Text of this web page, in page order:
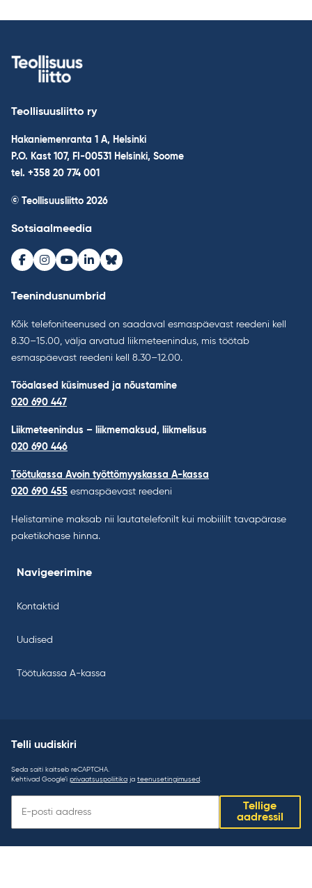
Teollisuusliitto ry
Hakaniemenranta 1 A, Helsinki
P.O. Kast 107, FI-00531 Helsinki, Soome
tel. +358 20 774 001
© Teollisuusliitto 2026
Sotsiaalmeedia
Facebook
Instagram
Youtube
LinkedInBluesky
Teenindusnumbrid
Kõik telefoniteenused on saadaval esmaspäevast reedeni kell
8.30–15.00, välja arvatud liikmeteenindus, mis töötab
esmaspäevast reedeni kell 8.30–12.00.
Tööalased küsimused ja nõustamine
020 690 447
Liikmeteenindus – liikmemaksud, liikmelisus
020 690 446
Töötukassa Avoin työttömyyskassa A-kassa
020 690 455 esmaspäevast reedeni
Helistamine maksab nii lautatelefonilt kui mobiililt tavapärase
paketikohase hinna.
Navigeerimine
Kontaktid
Uudised
Töötukassa A-kassa
Telli uudiskiri
Seda saiti kaitseb reCAPTCHA.
Kehtivad Google’i privaatsuspoliitika ja teenusetingimused.
uudiskiri:
Tellige
aadressil